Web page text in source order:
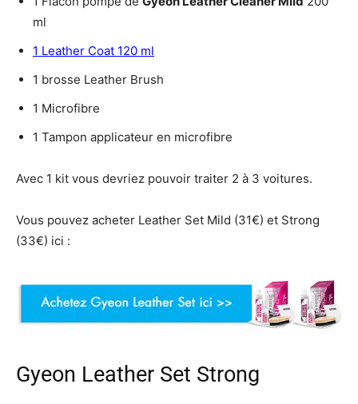
ml
1 Leather Coat 120 ml
1 brosse Leather Brush
1 Microfibre
1 Tampon applicateur en microfibre
Avec 1 kit vous devriez pouvoir traiter 2 à 3 voitures.
Vous pouvez acheter Leather Set Mild (31€) et Strong
(33€) ici :
Gyeon Leather Set Strong